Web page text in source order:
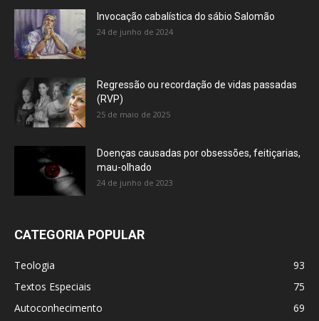
Invocação cabalística do sábio Salomão
24 de junho de 2024
Regressão ou recordação de vidas passadas
(RVP)
25 de maio de 2025
Doenças causadas por obsessões, feitiçarias,
mau-olhado
24 de junho de 2023
CATEGORIA POPULAR
Teologia
93
Textos Especiais
75
Autoconhecimento
69